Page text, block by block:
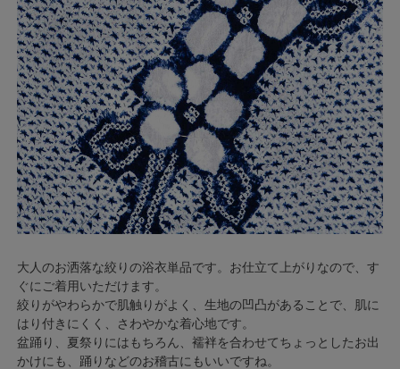
大人のお洒落な絞りの浴衣単品です。お仕立て上がりなので、す
ぐにご着用いただけます。
絞りがやわらかで肌触りがよく、生地の凹凸があることで、肌に
はり付きにくく、さわやかな着心地です。
盆踊り、夏祭りにはもちろん、襦袢を合わせてちょっとしたお出
かけにも、踊りなどのお稽古にもいいですね。